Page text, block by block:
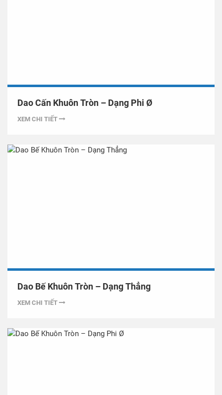
Dao Cấn Khuôn Tròn – Dạng Phi Ø
XEM CHI TIẾT
Dao Bế Khuôn Tròn – Dạng Thẳng
XEM CHI TIẾT